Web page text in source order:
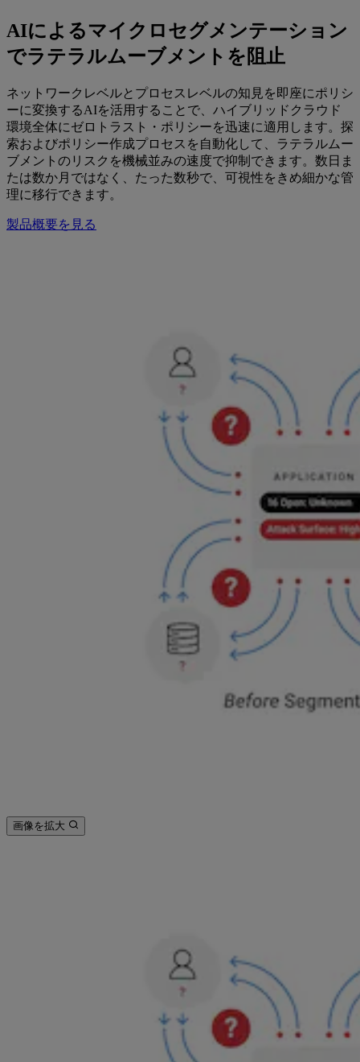
AIによるマイクロセグメンテーション
でラテラルムーブメントを阻止
ネットワークレベルとプロセスレベルの知見を即座にポリシ
ーに変換するAIを活用することで、ハイブリッドクラウド
環境全体にゼロトラスト・ポリシーを迅速に適用します。探
索およびポリシー作成プロセスを自動化して、ラテラルムー
ブメントのリスクを機械並みの速度で抑制できます。数日ま
たは数か月ではなく、たった数秒で、可視性をきめ細かな管
理に移行できます。
製品概要を見る
画像を拡大